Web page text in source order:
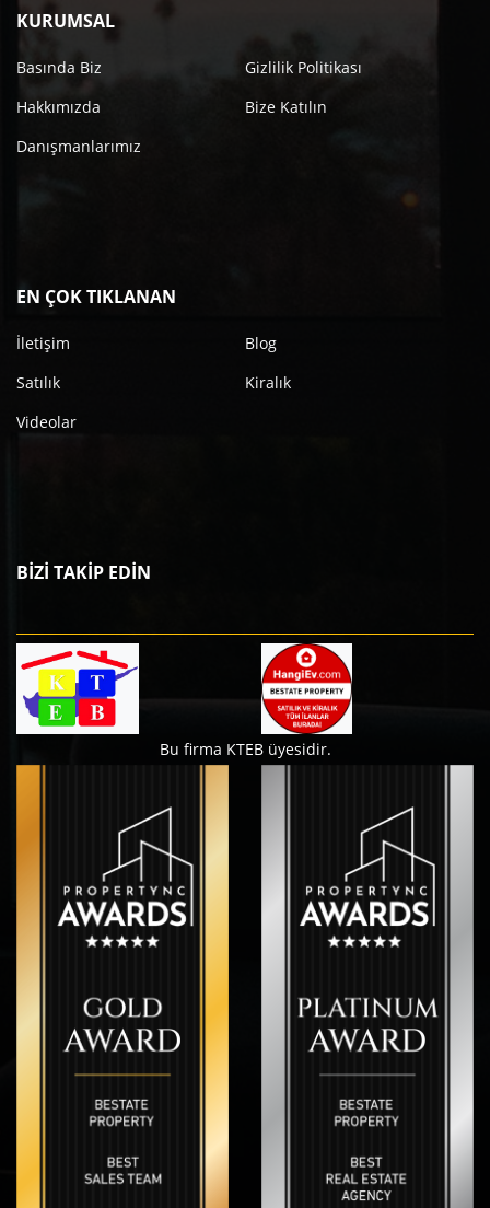
KURUMSAL
Basında Biz
Gizlilik Politikası
Hakkımızda
Bize Katılın
Danışmanlarımız
EN ÇOK TIKLANAN
İletişim
Blog
Satılık
Kiralık
Videolar
BİZİ TAKİP EDİN
Bu firma KTEB üyesidir.